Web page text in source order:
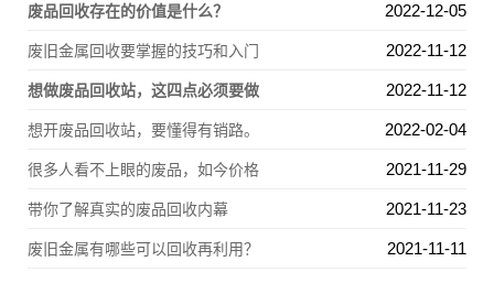
废品回收存在的价值是什么？ 2022-12-05
废旧金属回收要掌握的技巧和入门 2022-11-12
想做废品回收站，这四点必须要做 2022-11-12
想开废品回收站，要懂得有销路。 2022-02-04
很多人看不上眼的废品，如今价格 2021-11-29
带你了解真实的废品回收内幕 2021-11-23
废旧金属有哪些可以回收再利用？ 2021-11-11